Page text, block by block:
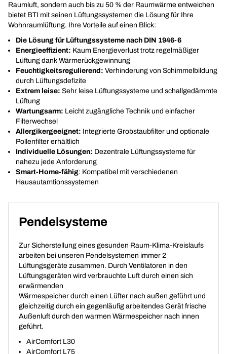
Raumluft, sondern auch bis zu 50 % der Raumwärme entweichen
bietet BTI mit seinen Lüftungssystemen die Lösung für Ihre
Wohnraumlüftung. Ihre Vorteile auf einen Blick:
Die Lösung für Lüftungssysteme nach DIN 1946-6
Energieeffizient: Kaum Energieverlust trotz regelmäßiger
Lüftung dank Wärmerückgewinnung
Feuchtigkeitsregulierend: Verhinderung von Schimmelbildung
durch Lüftungsdefizite
Extrem leise: Sehr leise Lüftungssysteme und schallgedämmte
Lüftung
Wartungsarm: Leicht zugängliche Technik und einfacher
Filterwechsel
Allergikergeeignet: Integrierte Grobstaubfilter und optionale
Pollenfilter erhältlich
Individuelle Lösungen: Dezentrale Lüftungssysteme für
nahezu jede Anforderung
Smart-Home-fähig: Kompatibel mit verschiedenen
Hausautamtionssystemen
Pendelsysteme
Zur Sicherstellung eines gesunden Raum-Klima-Kreislaufs
arbeiten bei unseren Pendelsystemen immer 2
Lüftungsgeräte zusammen. Durch Ventilatoren in den
Lüftungsgeräten wird verbrauchte Luft durch einen sich
erwärmenden
Wärmespeicher durch einen Lüfter nach außen geführt und
gleichzeitig durch ein gegenläufig arbeitendes Gerät frische
Außenluft durch den warmen Wärmespeicher nach innen
geführt.
AirComfort L30
AirComfort L75